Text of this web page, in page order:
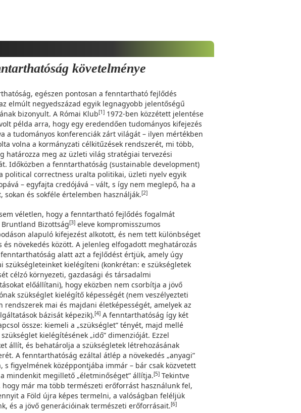
követelménye
egészen pontosan a fenntartható fejlődés
elmúlt negyedszázad egyik legnagyobb jelentőségű
bizonyult. A Római Klub[1] 1972-ben közzétett jelentése
példa arra, hogy egy eredendően tudományos kifejezés
a tudományos konferenciák zárt világát – ilyen mértékben
volna a kormányzati célkitűzések rendszerét, mi több,
határozza meg az üzleti világ stratégiai tervezési
Időközben a fenntarthatóság (sustainable development)
political correctness uralta politikai, üzleti nyelv egyik
– egyfajta credójává – vált, s így nem meglepő, ha a
sokan és sokféle értelemben használják.[2]
véletlen, hogy a fenntartható fejlődés fogalmát
Bruntland Bizottság[3] eleve kompromisszumos
alapuló kifejezést alkotott, és nem tett különbséget
és növekedés között. A jelenleg elfogadott meghatározás
alatt azt a fejlődést értjük, amely úgy
szükségleteinket kielégíteni (konkrétan: e szükségletek
célzó környezeti, gazdasági és társadalmi
előállítani), hogy eközben nem csorbítja a jövő
szükséglet kielégítő képességét (nem veszélyezteti
rendszerek mai és majdani életképességét, amelyek az
bázisát képezik).[4] A fenntarthatóság így két
össze: kiemeli a „szükséglet” tényét, majd mellé
kielégítésének „idő” dimenzióját. Ezzel
állít, és behatárolja a szükségletek létrehozásának
A fenntarthatóság ezáltal átlép a növekedés „anyagi”
s figyelmének középpontjába immár – bár csak közvetett
mindenkit megillető „életminőséget” állítja.[5] Tekintve
hogy már ma több természeti erőforrást használunk fel,
a Föld újra képes termelni, a valóságban feléljük
és a jövő generációinak természeti erőforrásait.[6]